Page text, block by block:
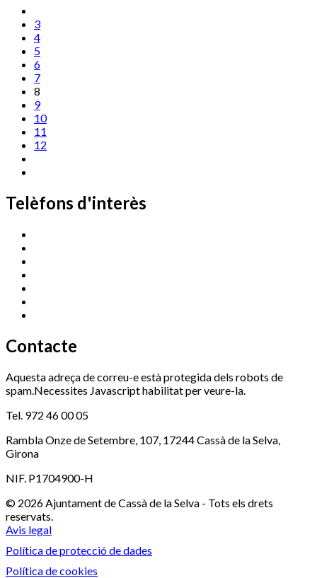
3
4
5
6
7
8
9
10
11
12
Telèfons d'interès
Contacte
Aquesta adreça de correu-e està protegida dels robots de
spam.Necessites Javascript habilitat per veure-la.
Tel. 972 46 00 05
Rambla Onze de Setembre, 107, 17244 Cassà de la Selva,
Girona
NIF. P1704900-H
© 2026 Ajuntament de Cassà de la Selva - Tots els drets
reservats.
Avis legal
Política de protecció de dades
Política de cookies